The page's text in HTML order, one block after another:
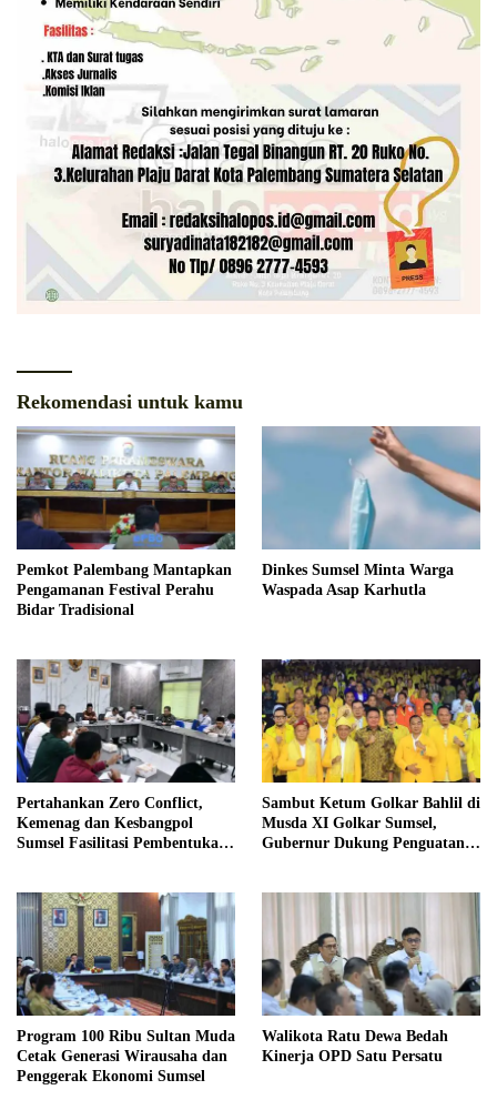
Rekomendasi untuk kamu
Pemkot Palembang Mantapkan
Pengamanan Festival Perahu
Bidar Tradisional
Dinkes Sumsel Minta Warga
Waspada Asap Karhutla
Pertahankan Zero Conflict,
Kemenag dan Kesbangpol
Sumsel Fasilitasi Pembentukan
Sambut Ketum Golkar Bahlil di
Musda XI Golkar Sumsel,
Gubernur Dukung Penguatan
Program 100 Ribu Sultan Muda
Cetak Generasi Wirausaha dan
Penggerak Ekonomi Sumsel
Walikota Ratu Dewa Bedah
Kinerja OPD Satu Persatu